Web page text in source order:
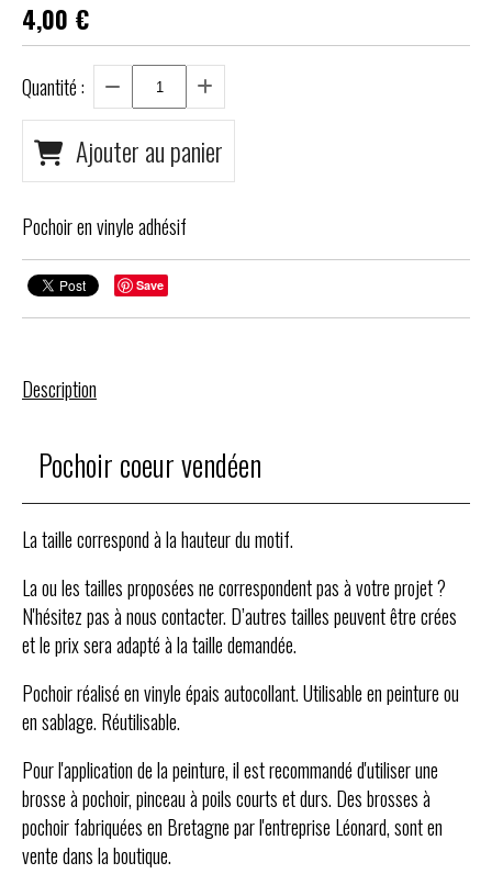
4,00 €
Quantité :
Ajouter au panier
Pochoir en vinyle adhésif
Save
Description
Pochoir coeur vendéen
La taille correspond à la hauteur du motif.
La ou les tailles proposées ne correspondent pas à votre projet ?
N'hésitez pas à nous contacter. D’autres tailles peuvent être crées
et le prix sera adapté à la taille demandée.
Pochoir réalisé en vinyle épais autocollant. Utilisable en peinture ou
en sablage. Réutilisable.
Pour l'application de la peinture, il est recommandé d'utiliser une
brosse à pochoir, pinceau à poils courts et durs. Des brosses à
pochoir fabriquées en Bretagne par l'entreprise Léonard, sont en
vente dans la boutique.